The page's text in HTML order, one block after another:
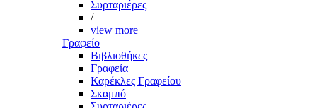
Συρταριέρες
/
view more
Γραφείο
Βιβλιοθήκες
Γραφεία
Καρέκλες Γραφείου
Σκαμπό